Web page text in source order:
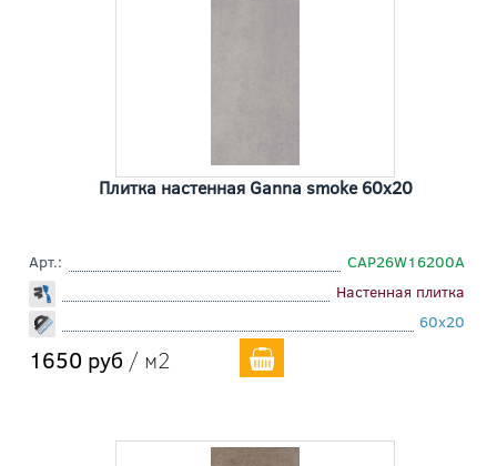
Плитка настенная Ganna smoke 60x20
Арт.:
СAP26W16200A
Настенная плитка
60x20
1650 руб / м2